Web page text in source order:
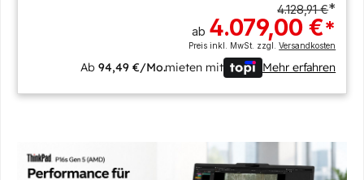
4.128,91 €*
ab 4.079,00 €*
Preis inkl. MwSt. zzgl.Versandkosten
Ab94,49 €/Mo.mieten mit Mehr erfahren